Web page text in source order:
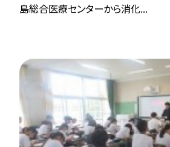
島総合医療センターから消化...